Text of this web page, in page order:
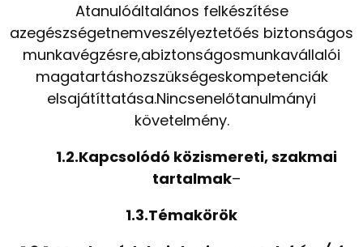
Atanulóáltalános felkészítése
azegészségetnemveszélyeztetőés biztonságos
munkavégzésre,abiztonságosmunkavállalói
magatartáshozszükségeskompetenciák
elsajátíttatása.Nincsenelőtanulmányi
követelmény.
1.2.Kapcsolódó közismereti, szakmai
tartalmak–
1.3.Témakörök